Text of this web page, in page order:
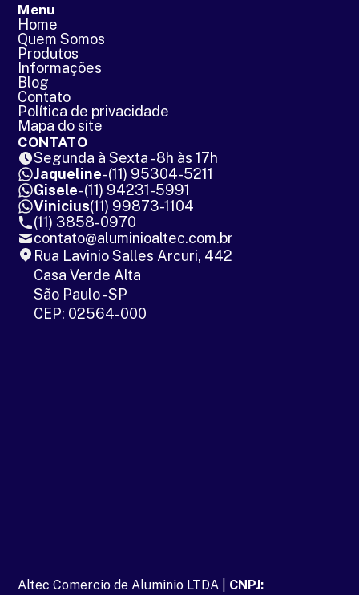
Menu
Home
Quem Somos
Produtos
Informações
Blog
Contato
Política de privacidade
Mapa do site
CONTATO
Segunda à Sexta - 8h às 17h
Jaqueline- (11) 95304-5211
Gisele- (11) 94231-5991
Vinicius(11) 99873-1104
(11) 3858-0970
contato@aluminioaltec.com.br
Rua Lavinio Salles Arcuri, 442
Casa Verde Alta
São Paulo - SP
CEP: 02564-000
Altec Comercio de Aluminio LTDA | CNPJ: